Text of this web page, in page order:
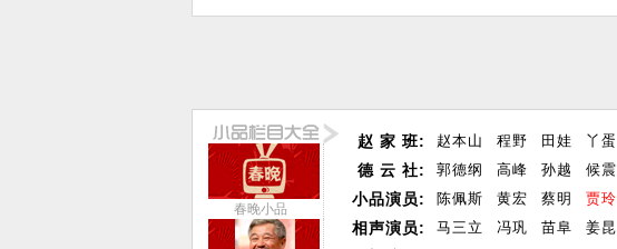
春晚小品
赵 家 班:
德 云 社:
小品演员:
相声演员:
赵本山 程野 田娃 丫蛋
郭德纲
高峰 孙越 候震
陈佩斯
黄宏 蔡明 贾玲
马三立
冯巩 苗阜 姜昆